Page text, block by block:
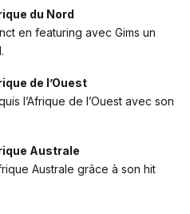
du Nord
en featuring avec Gims un
de l’Ouest
l’Afrique de l’Ouest avec son
Australe
Australe grâce à son hit